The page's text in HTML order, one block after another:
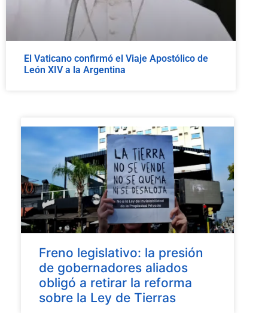
El Vaticano confirmó el Viaje Apostólico de
León XIV a la Argentina
Freno legislativo: la presión
de gobernadores aliados
obligó a retirar la reforma
sobre la Ley de Tierras